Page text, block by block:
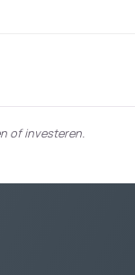
of investeren.